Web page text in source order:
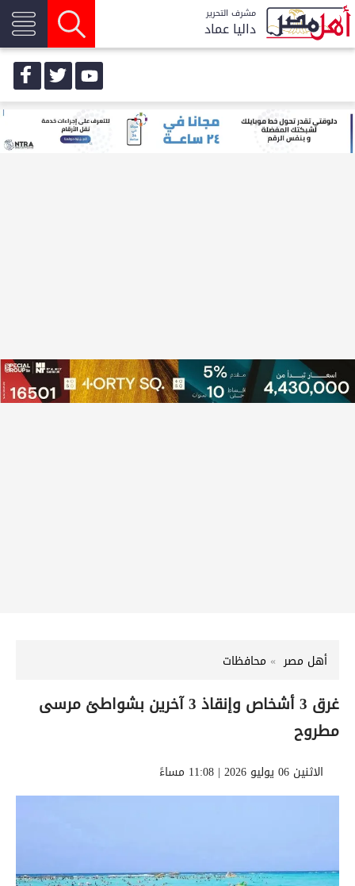
مشرف التحرير
داليا عماد
أهل مصر محافظات
غرق 3 أشخاص وإنقاذ 3 آخرين بشواطئ مرسى
مطروح
الاثنين 06 يوليو 2026 | 11:08 مساءً